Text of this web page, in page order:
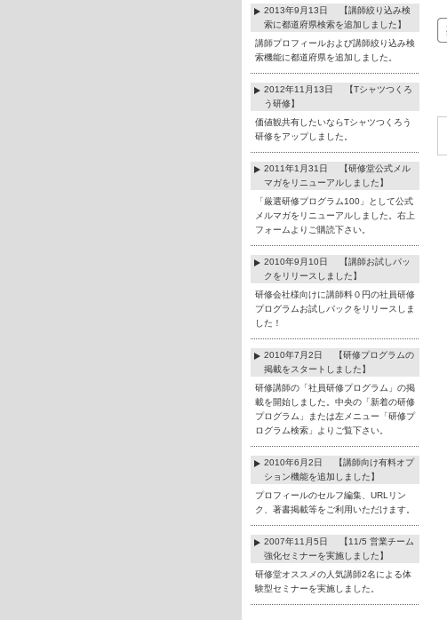
2013年9月13日 【講師絞り込み検
索に都道府県検索を追加しました】
講師プロフィールおよび講師絞り込み検
索機能に都道府県を追加しました。
2012年11月13日 【Tシャツつくろ
う研修】
価値観共有したいならTシャツつくろう
研修をアップしました。
2011年1月31日 【研修堂公式メル
マガをリニューアルしました】
「厳選研修プログラム100」として公式
メルマガをリニューアルしました。右上
フォームよりご購読下さい。
2010年9月10日 【講師お試しパッ
クをリリースしました】
研修会社様向けに講師料０円の社員研修
プログラムお試しパックをリリースしま
した！
2010年7月2日 【研修プログラムの
掲載をスタートしました】
研修講師の「社員研修プログラム」の掲
載を開始しました。中央の「新着の研修
プログラム」または左メニュー「研修プ
ログラム検索」よりご覧下さい。
2010年6月2日 【講師向け有料オプ
ション機能を追加しました】
プロフィールのセルフ編集、URLリン
ク、著書掲載等をご利用いただけます。
2007年11月5日 【11/5 営業チーム
強化セミナーを実施しました】
研修堂オススメの人気講師2名による体
験型セミナーを実施しました。